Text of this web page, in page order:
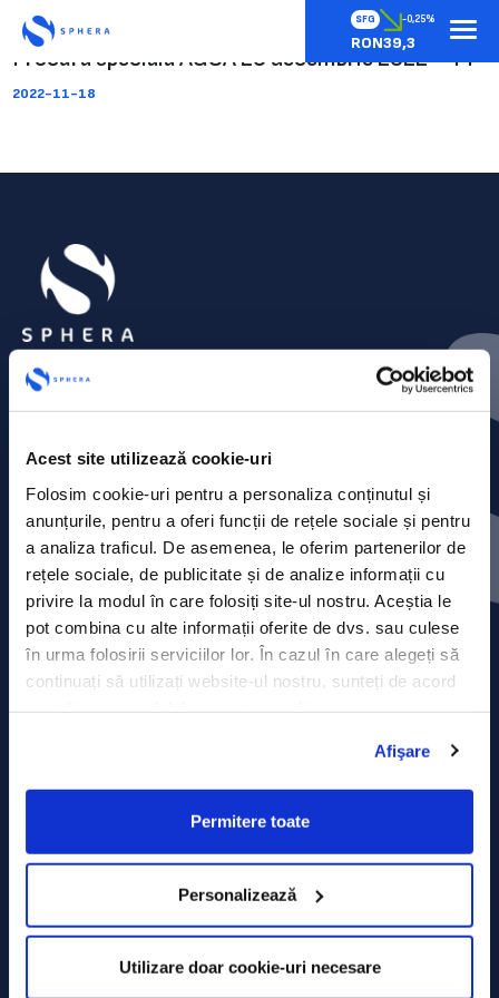
Acest site utilizează cookie-uri
Folosim cookie-uri pentru a personaliza conținutul și
anunțurile, pentru a oferi funcții de rețele sociale și pentru
a analiza traficul. De asemenea, le oferim partenerilor de
rețele sociale, de publicitate și de analize informații cu
privire la modul în care folosiți site-ul nostru. Aceștia le
pot combina cu alte informații oferite de dvs. sau culese
în urma folosirii serviciilor lor. În cazul în care alegeți să
continuați să utilizați website-ul nostru, sunteți de acord
Afişare
Permitere toate
Personalizează
Utilizare doar cookie-uri necesare
SFG -0,25%
RON39,3
Procura speciala AGOA 20 decembrie 2022 – PF
2022-11-18
Contact
Comunicate de presă
Politica de confidențialitate
Politica de prelucrare a datelor
Declarația Cookie